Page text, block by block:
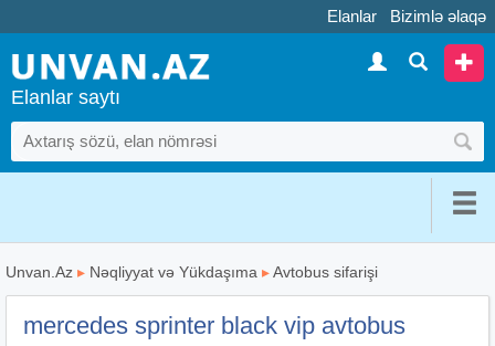
Elanlar Bizimlə əlaqə
Elanlar saytı
Unvan.Az ▸ Nəqliyyat və Yükdaşıma ▸Avtobus sifarişi
mercedes sprinter black vip avtobus